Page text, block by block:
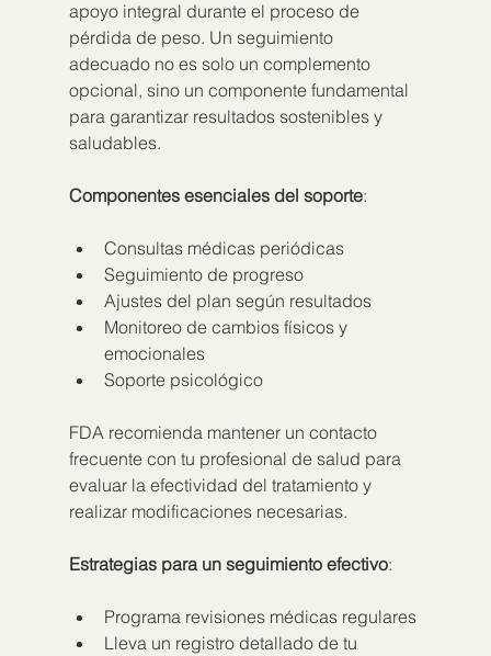
apoyo integral durante el proceso de
pérdida de peso. Un seguimiento
adecuado no es solo un complemento
opcional, sino un componente fundamental
para garantizar resultados sostenibles y
saludables.
Componentes esenciales del soporte:
Consultas médicas periódicas
Seguimiento de progreso
Ajustes del plan según resultados
Monitoreo de cambios físicos y
emocionales
Soporte psicológico
FDA recomienda mantener un contacto
frecuente con tu profesional de salud para
evaluar la efectividad del tratamiento y
realizar modificaciones necesarias.
Estrategias para un seguimiento efectivo:
Programa revisiones médicas regulares
Lleva un registro detallado de tu